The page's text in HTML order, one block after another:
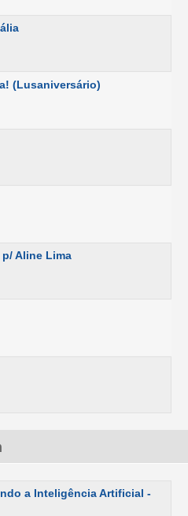
(Lusaniversário)
Aline Lima
a Inteligência Artificial -